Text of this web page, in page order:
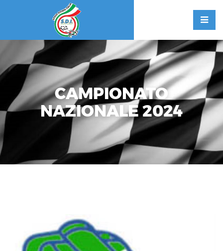
CAMPIONATO
NAZIONALE 2024